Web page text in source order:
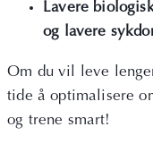
Lavere
og lavere
Om du vil leve
tide å optimalisere
og trene smart!